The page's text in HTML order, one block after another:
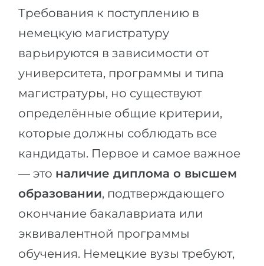
Требования к поступлению в
немецкую магистратуру
варьируются в зависимости от
университета, программы и типа
магистратуры, но существуют
определённые общие критерии,
которые должны соблюдать все
кандидаты. Первое и самое важное
— это наличие диплома о высшем
образовании, подтверждающего
окончание бакалавриата или
эквивалентной программы
обучения. Немецкие вузы требуют,